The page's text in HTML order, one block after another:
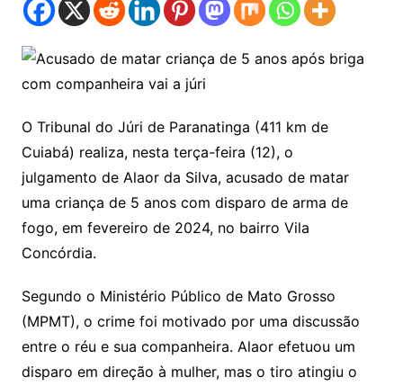
O Tribunal do Júri de Paranatinga (411 km de
Cuiabá) realiza, nesta terça-feira (12), o
julgamento de Alaor da Silva, acusado de matar
uma criança de 5 anos com disparo de arma de
fogo, em fevereiro de 2024, no bairro Vila
Concórdia.
Segundo o Ministério Público de Mato Grosso
(MPMT), o crime foi motivado por uma discussão
entre o réu e sua companheira. Alaor efetuou um
disparo em direção à mulher, mas o tiro atingiu o